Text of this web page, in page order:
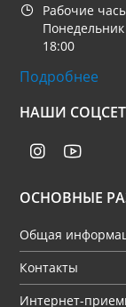
Рабочие
18:00
Подробнее
НАШИ
ОСНОВНЫЕ
Общая
Контакты
Интернет-